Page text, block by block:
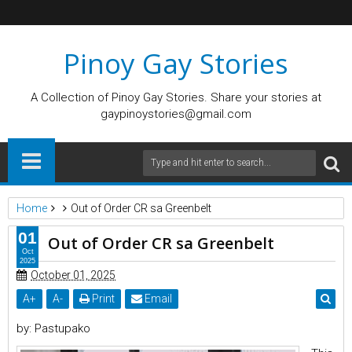
Pinoy Gay Stories
A Collection of Pinoy Gay Stories. Share your stories at
gaypinoystories@gmail.com
Home Out of Order CR sa Greenbelt
Out of Order CR sa Greenbelt
October 01, 2025
A+ A- Print Email
by: Pastupako
01
Oct
2025